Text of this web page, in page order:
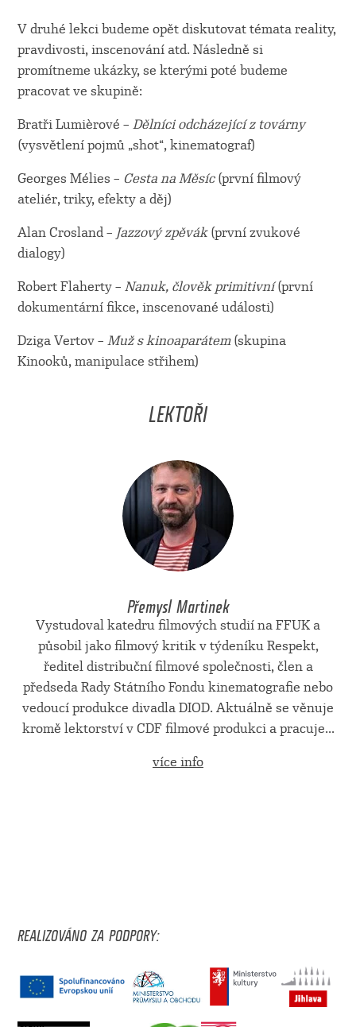
V druhé lekci budeme opět diskutovat témata reality,
pravdivosti, inscenování atd. Následně si
promítneme ukázky, se kterými poté budeme
pracovat ve skupině:
Bratři Lumièrové – Dělníci odcházející z továrny
(vysvětlení pojmů „shot“, kinematograf)
Georges Mélies – Cesta na Měsíc(první filmový
ateliér, triky, efekty a děj)
Alan Crosland – Jazzový zpěvák(první zvukové
dialogy)
Robert Flaherty – Nanuk, člověk primitivní(první
dokumentární fikce, inscenované události)
Dziga Vertov – Muž s kinoaparátem(skupina
Kinooků, manipulace střihem)
LEKTOŘI
Přemysl Martinek
Vystudoval katedru filmových studií na FFUK a
působil jako filmový kritik v týdeníku Respekt,
ředitel distribuční filmové společnosti, člen a
předseda Rady Státního Fondu kinematografie nebo
vedoucí produkce divadla DIOD. Aktuálně se věnuje
kromě lektorství v CDF filmové produkci a pracuje...
více info
REALIZOVÁNO ZA PODPORY: